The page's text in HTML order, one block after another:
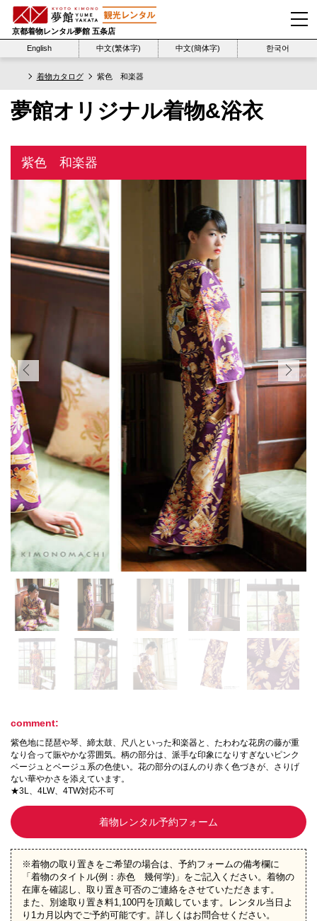
京都着物レンタル夢館 五条店
English
中文(繁体字) 中文(簡体字) 한국어
着物カタログ 紫色 和楽器
夢館オリジナル着物&浴衣
紫色 和楽器
comment:
紫色地に琵琶や琴、締太鼓、尺八といった和楽器と、たわわな花房の藤が重
なり合って賑やかな雰囲気。柄の部分は、派手な印象になりすぎないピンク
ベージュとベージュ系の色使い。花の部分のほんのり赤く色づきが、さりげ
ない華やかさを添えています。
★3L、4LW、4TW対応不可
着物レンタル予約フォーム
※着物の取り置きをご希望の場合は、予約フォームの備考欄に
「着物のタイトル(例：赤色 幾何学)」をご記入ください。着物の
在庫を確認し、取り置き可否のご連絡をさせていただきます。
また、別途取り置き料1,100円を頂戴しています。レンタル当日よ
り1カ月以内でご予約可能です。詳しくはお問合せください。